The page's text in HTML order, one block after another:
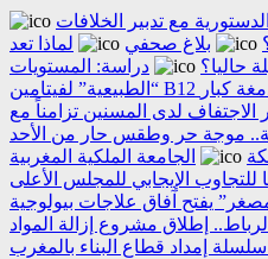
مع تدبير الخلافات
بلاغ صحفي
لماذا تعد
حاليا؟
دراسة: المستويات
“الطبيعية” لفيتامين B12 قد تخفي خطرا صامتا على أدمغة كبار
لدى المسنين تزامناً مع
موجة حر وطقس حار من الأحد
الجامعة الملكية المغربية
الإيجابي للمجلس الأعلى
يفتح آفاق علاجات بيولوجية
الرباط.. إطلاق مشروع إزالة المواد
إمداد قطاع البناء بالمغرب